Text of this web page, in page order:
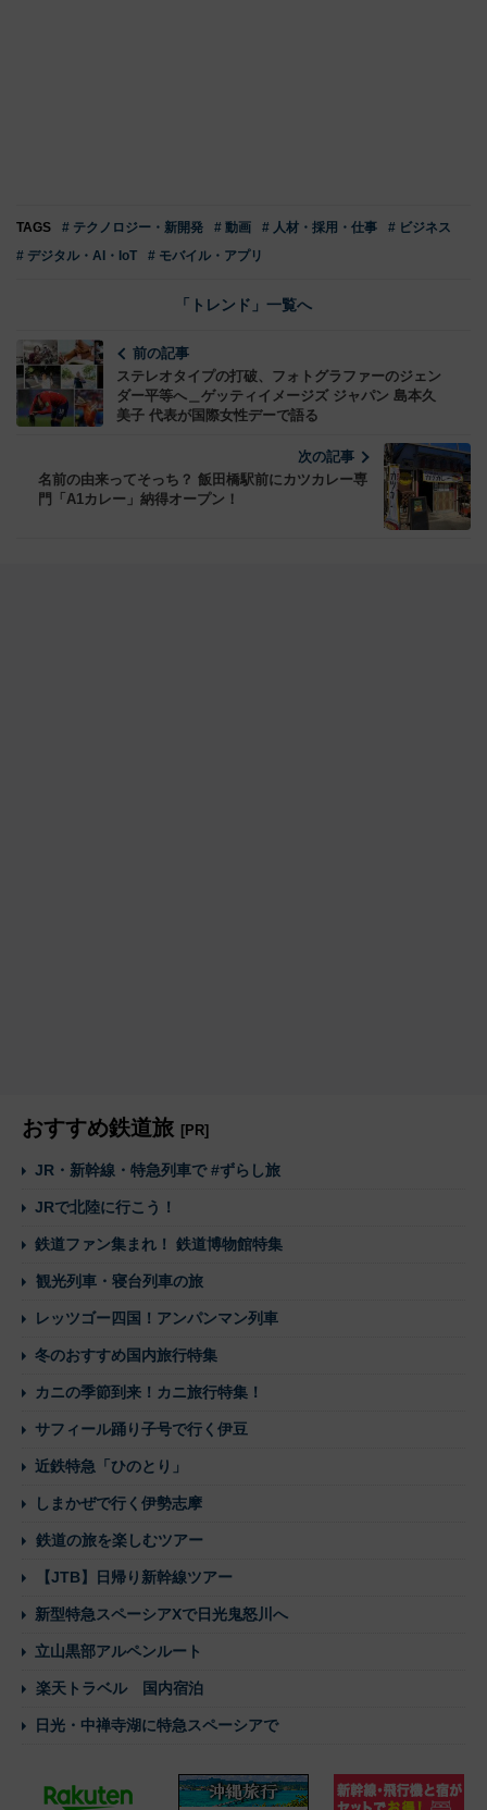
TAGS # テクノロジー・新開発 # 動画 # 人材・採用・仕事
# ビジネス
# デジタル・AI・IoT
# モバイル・アプリ
「トレンド」一覧へ
前の記事
ステレオタイプの打破、フォトグラファーのジェン
ダー平等へ＿ゲッティイメージズ ジャパン 島本久
美子 代表が国際女性デーで語る
次の記事
名前の由来ってそっち？ 飯田橋駅前にカツカレー専
門「A1カレー」納得オープン！
おすすめ鉄道旅 [PR]
JR・新幹線・特急列車で #ずらし旅
JRで北陸に行こう！
鉄道ファン集まれ！ 鉄道博物館特集
観光列車・寝台列車の旅
レッツゴー四国！アンパンマン列車
冬のおすすめ国内旅行特集
カニの季節到来！カニ旅行特集！
サフィール踊り子号で行く伊豆
近鉄特急「ひのとり」
しまかぜで行く伊勢志摩
鉄道の旅を楽しむツアー
【JTB】日帰り新幹線ツアー
新型特急スペーシアXで日光鬼怒川へ
立山黒部アルペンルート
楽天トラベル 国内宿泊
日光・中禅寺湖に特急スペーシアで